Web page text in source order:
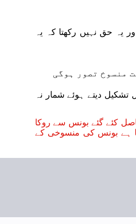
یہ حق نہیں رکھتا کہ یہ
منسوخ تصور ہوگی
عمل تشکیل دیتے ہوئے شمار نہ
کئے گئے بونس سے روکا
ہے بونس کی منسوخی کے